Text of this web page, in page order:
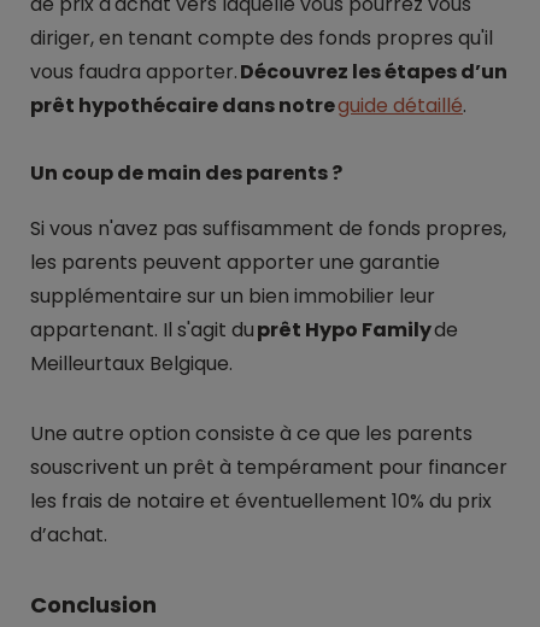
diriger, en tenant compte des fonds propres qu'il
vous faudra apporter.Découvrez les étapes d’un
prêt hypothécaire dans notreguide détaillé.
Un coup de main des parents ?
Si vous n'avez pas suffisamment de fonds propres,
les parents peuvent apporter une garantie
supplémentaire sur un bien immobilier leur
appartenant. Il s'agit duprêt Hypo Familyde
Meilleurtaux Belgique.
Une autre option consiste à ce que les parents
souscrivent un prêt à tempérament pour financer
les frais de notaire et éventuellement 10% du prix
d’achat.
Conclusion